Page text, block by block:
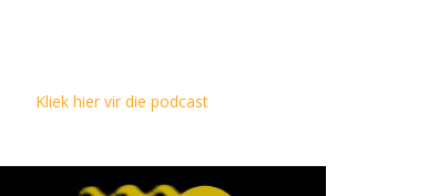
Kliek hier vir die podcast